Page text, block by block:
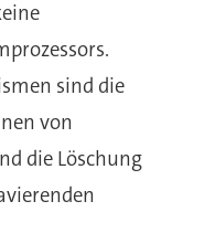
sind die
von
die Löschung